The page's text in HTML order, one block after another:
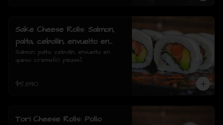
Sake Cheese Rolls: Salmon,
palta, cebollin, envuelto en
queso crema.
Salmon, palta, cebollín, envuelto en
queso crema.(10 piezas)
$5.890
Tori Cheese Rolls: Pollo